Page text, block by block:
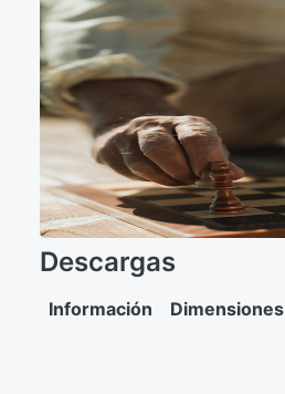
Descargas
Información Dimensiones